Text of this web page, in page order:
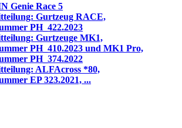
Genie Race 5
Gurtzeug RACE,
PH_422.2023
Gurtzeuge MK1,
PH_410.2023 und MK1 Pro,
PH_374.2022
ALFAcross *80,
EP 323.2021, ...